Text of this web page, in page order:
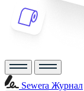
Sewera Журнал